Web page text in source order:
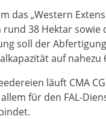
das „Western
38 Hektar
soll der
auf nahezu
läuft CMA
für den FAL-